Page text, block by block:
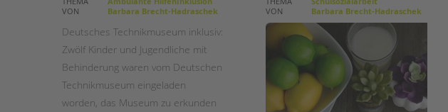
STADTTEILARBEIT
VON
Barbara Brecht-Hadraschek
Deutsches Technikmuseum inklusiv:
Zwölf Kinder und Jugendliche mit
Behinderung waren vom Deutschen
Technikmuseum eingeladen
worden, das Museum zu erkunden
VON
Barbara Brecht-Hadraschek